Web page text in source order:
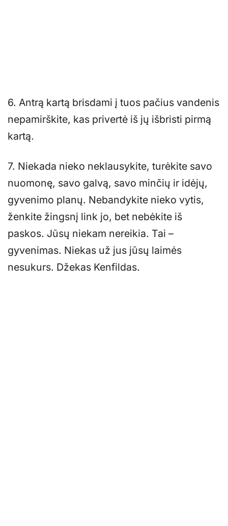
6. Antrą kartą brisdami į tuos pačius vandenis
nepamirškite, kas privertė iš jų išbristi pirmą
kartą.
7. Niekada nieko neklausykite, turėkite savo
nuomonę, savo galvą, savo minčių ir idėjų,
gyvenimo planų. Nebandykite nieko vytis,
ženkite žingsnį link jo, bet nebėkite iš
paskos. Jūsų niekam nereikia. Tai –
gyvenimas. Niekas už jus jūsų laimės
nesukurs. Džekas Kenfildas.